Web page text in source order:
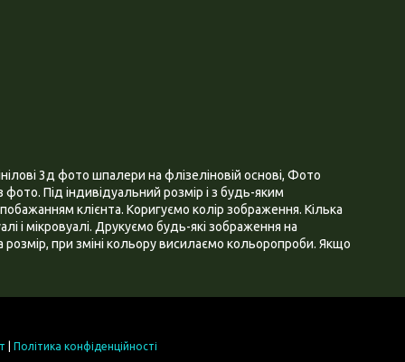
3д фото шпалери на флізеліновій основі, Фото
Під індивідуальний розмір і з будь-яким
клієнта. Коригуємо колір зображення. Кілька
і мікровуалі. Друкуємо будь-які зображення на
при зміні кольору висилаємо кольоропроби. Якщо
Політика конфіденційності